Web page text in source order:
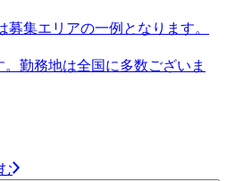
集エリアの一例となります。
勤務地は全国に多数ございま